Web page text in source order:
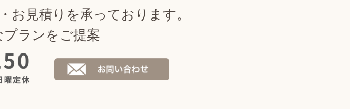
お見積りを承っております。
プランをご提案